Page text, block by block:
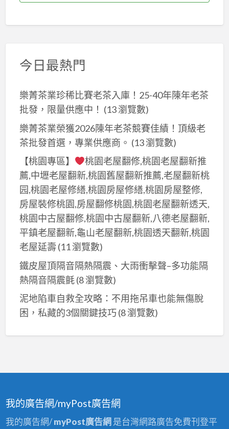
今日最熱門
樂菁茶業珍稀比賽老茶入庫！25-40年陳年老茶
批發，限量供應中！ (13 瀏覽數)
樂菁茶業榮獲2026陳年老茶競賽佳績！頂級老
茶批發首選，專業供應商。 (13 瀏覽數)
【桃園專區】
桃園老屋翻修,桃園老屋翻新推
薦,中壢老屋翻新,桃園舊屋翻新推薦,老屋翻新桃
园,桃園老屋修繕,桃園房屋修繕,桃園房屋整修,
房屋裝修桃園,房屋翻修桃園,桃園老屋翻新透天,
桃園中古屋翻修,桃園中古屋翻新,八德老屋翻新,
平鎮老屋翻新,龜山老屋翻新,桃園透天翻新,桃園
老屋延壽(11 瀏覽數)
鐵皮屋頂隔音隔熱隔震、大雨衝擊聲–多功能隔
熱隔音隔震氈(8 瀏覽數)
泥地陷車自救全攻略：不用拖吊車也能無傷脫
困，私藏的3個關鍵技巧(8 瀏覽數)
我的廣告網/myPost廣告網
我的廣告網/myPost廣告網 是台灣網路廣告免費刊登平